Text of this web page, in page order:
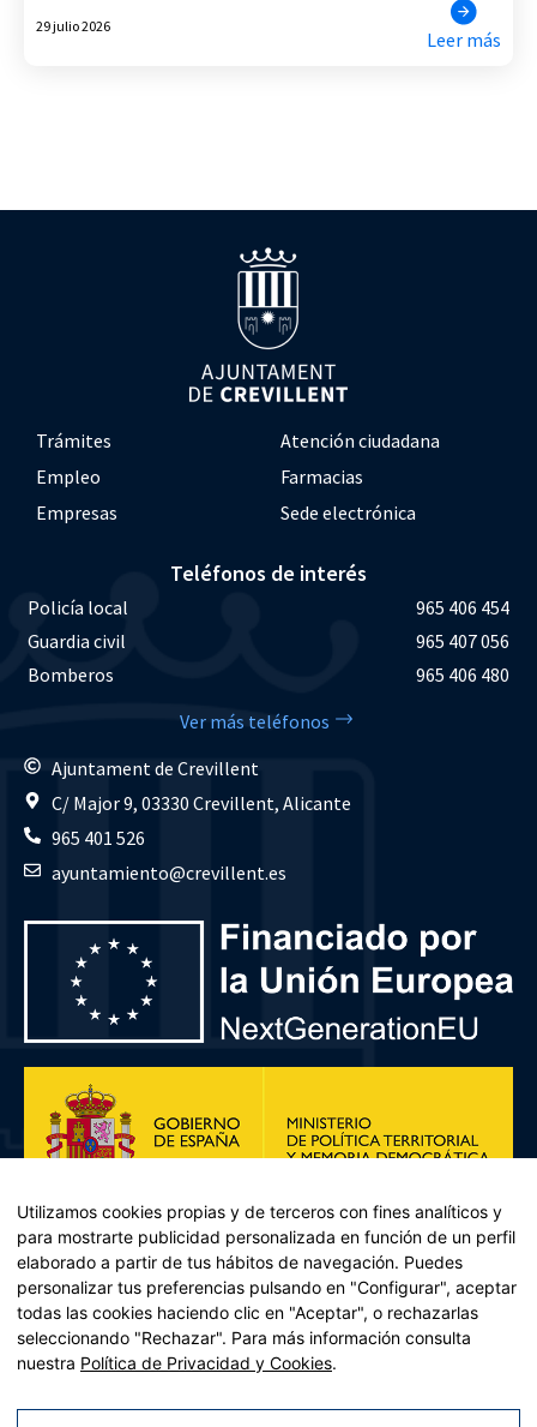
29 julio 2026
Leer más
Trámites
Atención ciudadana
Empleo
Farmacias
Empresas
Sede electrónica
Teléfonos de interés
Policía local
965 406 454
Guardia civil
965 407 056
Bomberos
965 406 480
Ver más teléfonos
Ajuntament de Crevillent
C/ Major 9, 03330 Crevillent, Alicante
965 401 526
ayuntamiento@crevillent.es
Plan de Recuperación, Transformación y Resiliencia – Financiado por
Recuperación y resiliencia, establecido por el Reglamento (UE)
Utilizamos cookies propias y de terceros con fines analíticos y
para mostrarte publicidad personalizada en función de un perfil
elaborado a partir de tus hábitos de navegación. Puedes
personalizar tus preferencias pulsando en "Configurar", aceptar
todas las cookies haciendo clic en "Aceptar", o rechazarlas
seleccionando "Rechazar". Para más información consulta
nuestra Política de Privacidad y Cookies.